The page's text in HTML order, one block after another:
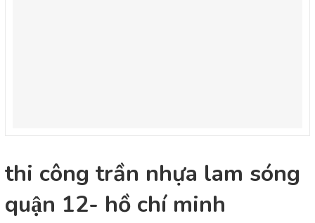
thi công trần nhựa lam sóng
quận 12- hồ chí minh